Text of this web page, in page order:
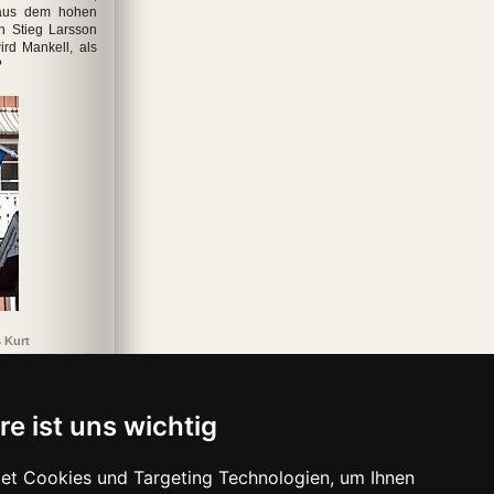
ist uns wichtig
Cookies und Targeting Technologien, um Ihnen
dem hohen
Stieg Larsson
Mankell, als
Kurt